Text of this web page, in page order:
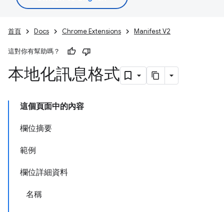
首頁 Docs Chrome Extensions Manifest V2
這對你有幫助嗎？
本地化訊息格式
這個頁面中的內容
欄位摘要
範例
欄位詳細資料
名稱